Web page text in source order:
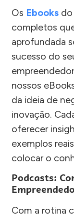
Os Ebooks do
completos
aprofundada
sucesso do
nossos
da ideia de
inovação.
oferecer
exemplos
colocar o
Podcasts:
Com a rotina